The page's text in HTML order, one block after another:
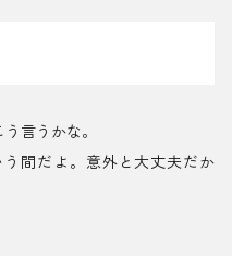
言うかな。
う間だよ。意外と大丈夫だか